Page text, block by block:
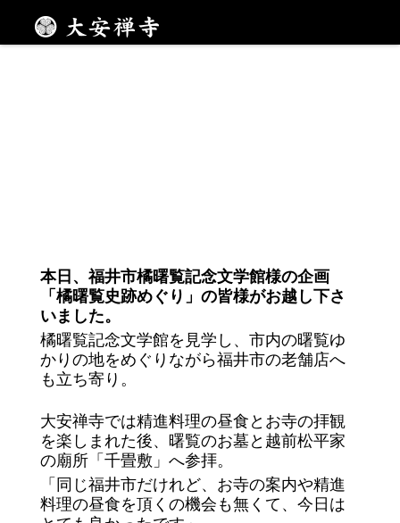
本日、福井市橘曙覧記念文学館様の企画
「橘曙覧史跡めぐり」の皆様がお越し下さ
いました。
橘曙覧記念文学館を見学し、市内の曙覧ゆ
かりの地をめぐりながら福井市の老舗店へ
も立ち寄り。
大安禅寺では精進料理の昼食とお寺の拝観
を楽しまれた後、曙覧のお墓と越前松平家
の廟所「千畳敷」へ参拝。
「同じ福井市だけれど、お寺の案内や精進
料理の昼食を頂くの機会も無くて、今日は